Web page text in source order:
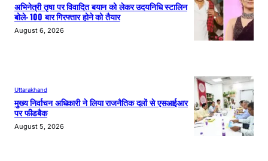
अभिनेत्री तृषा पर विवादित बयान को लेकर उदयनिधि स्टालिन
बोले- 100 बार गिरफ्तार होने को तैयार
August 6, 2026
Uttarakhand
मुख्य निर्वाचन अधिकारी ने लिया राजनैतिक दलों से एसआईआर
पर फीडबैक
August 5, 2026